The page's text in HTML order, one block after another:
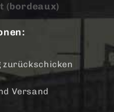
(bordeaux)
zurückschicken
Versand